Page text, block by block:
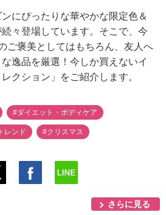
にぴったりな華やかな限定色＆
々登場しています。そこで、今
ご褒美としてはもちろん、友人へ
逸品を厳選！今しか買えないイ
クション」をご紹介します。
#ダイエット・ボディケア
レンド #クリスマス
さらに見る